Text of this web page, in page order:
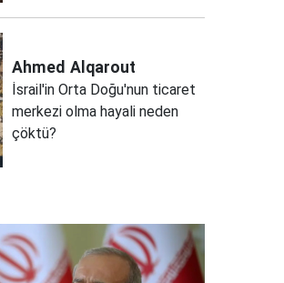
Ahmed Alqarout
İsrail'in Orta Doğu'nun ticaret
merkezi olma hayali neden
çöktü?